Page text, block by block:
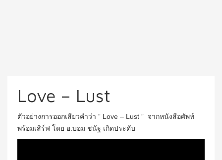
Love – Lust
ตัวอย่างการออกเสียวคำว่า ” Love – Lust ” จากหนังสือศัพท์
พร้อมเสิร์ฟ โดย อ.บอม ชนัฐ เกิดประดับ